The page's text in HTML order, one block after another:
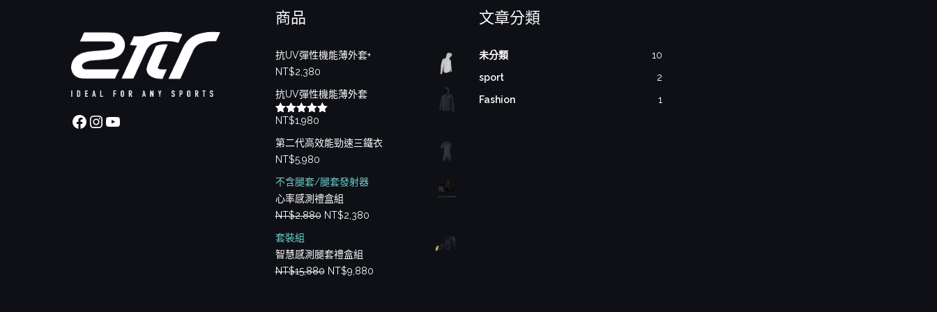
Facebook
Instagram
YouTube
商品
抗UV彈性機能薄外套+
NT$2,380
抗UV彈性機能薄外套
評分5.00
NT$1,980
第二代高效能勁速三鐵衣
NT$5,980
不含腿套/腿套發射器
心率感測禮盒組
NT$2,880 原
價
格：
NT$2,380目
套裝組
智慧感測腿套禮盒組
NT$15,880 原
NT$9,880目
文章分類
未分類
10
sport
2
Fashion
1